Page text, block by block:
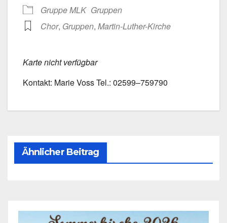
Grup­pe MLK Grup­pen
Chor, Grup­pen, Martin-Luther-Kirche
Kar­te nicht ver­füg­bar
Kon­takt: Marie Voss Tel.: 02599–759790
Ähnlicher Beitrag